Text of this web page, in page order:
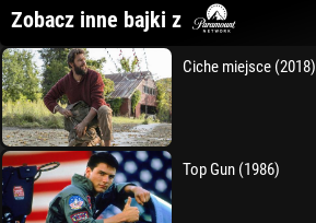
Zobacz inne bajki z
Ciche miejsce (2018)
Top Gun (1986)